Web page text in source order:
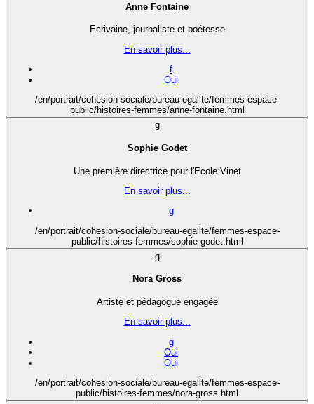
Anne Fontaine
Ecrivaine, journaliste et poétesse
En savoir plus...
f
Oui
/en/portrait/cohesion-sociale/bureau-egalite/femmes-espace-
public/histoires-femmes/anne-fontaine.html
g
Sophie Godet
Une première directrice pour l'Ecole Vinet
En savoir plus...
g
/en/portrait/cohesion-sociale/bureau-egalite/femmes-espace-
public/histoires-femmes/sophie-godet.html
g
Nora Gross
Artiste et pédagogue engagée
En savoir plus...
g
Oui
Oui
/en/portrait/cohesion-sociale/bureau-egalite/femmes-espace-
public/histoires-femmes/nora-gross.html